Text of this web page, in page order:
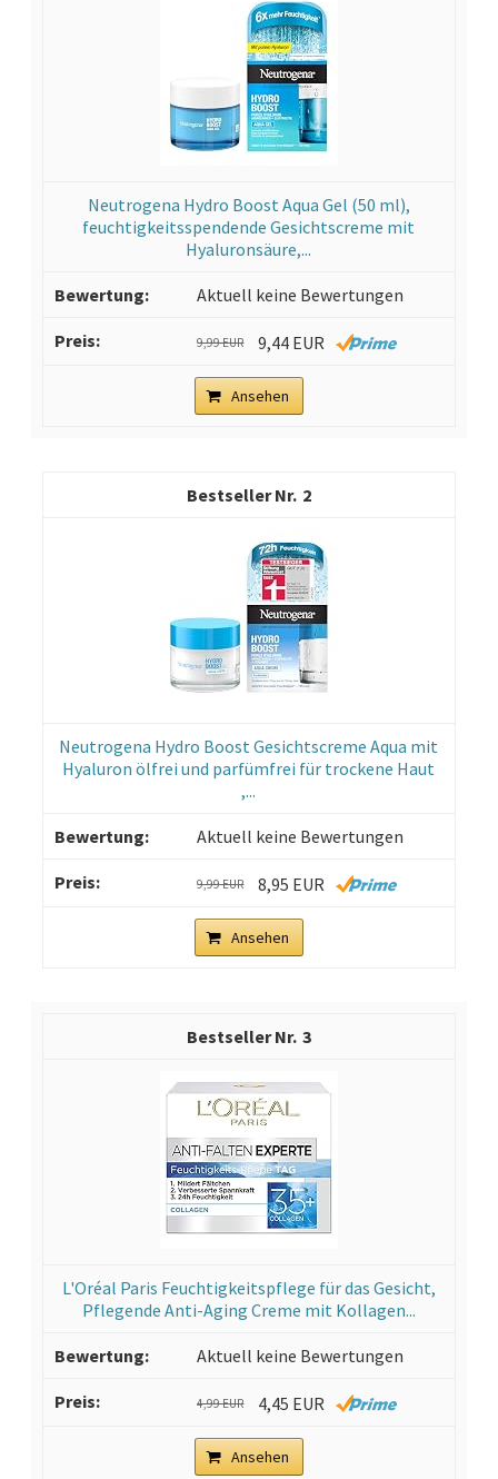
Neutrogena Hydro Boost Aqua Gel (50 ml),
feuchtigkeitsspendende Gesichtscreme mit
Hyaluronsäure,...
Aktuell keine Bewertungen
9,99 EUR 9,44 EUR
Ansehen
2
Neutrogena Hydro Boost Gesichtscreme Aqua mit
Hyaluron ölfrei und parfümfrei für trockene Haut
,...
Aktuell keine Bewertungen
9,99 EUR 8,95 EUR
Ansehen
3
L'Oréal Paris Feuchtigkeitspflege für das Gesicht,
Pflegende Anti-Aging Creme mit Kollagen...
Aktuell keine Bewertungen
4,99 EUR 4,45 EUR
Ansehen